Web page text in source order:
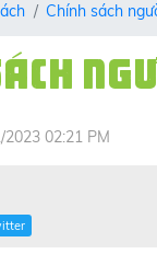
Chính sách
02:21 PM